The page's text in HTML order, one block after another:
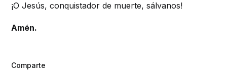
¡O Jesús, conquistador de muerte, sálvanos!
Amén.
Comparte